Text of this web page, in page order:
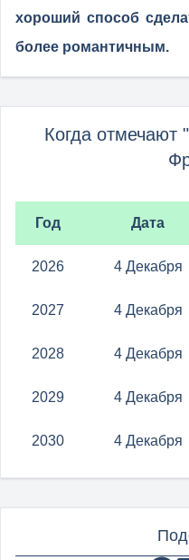
хороший способ
более романтичным.
Когда отмечают
Год Дата
2026 4 Декабря
2027 4 Декабря
2028 4 Декабря
2029 4 Декабря
2030 4 Декабря